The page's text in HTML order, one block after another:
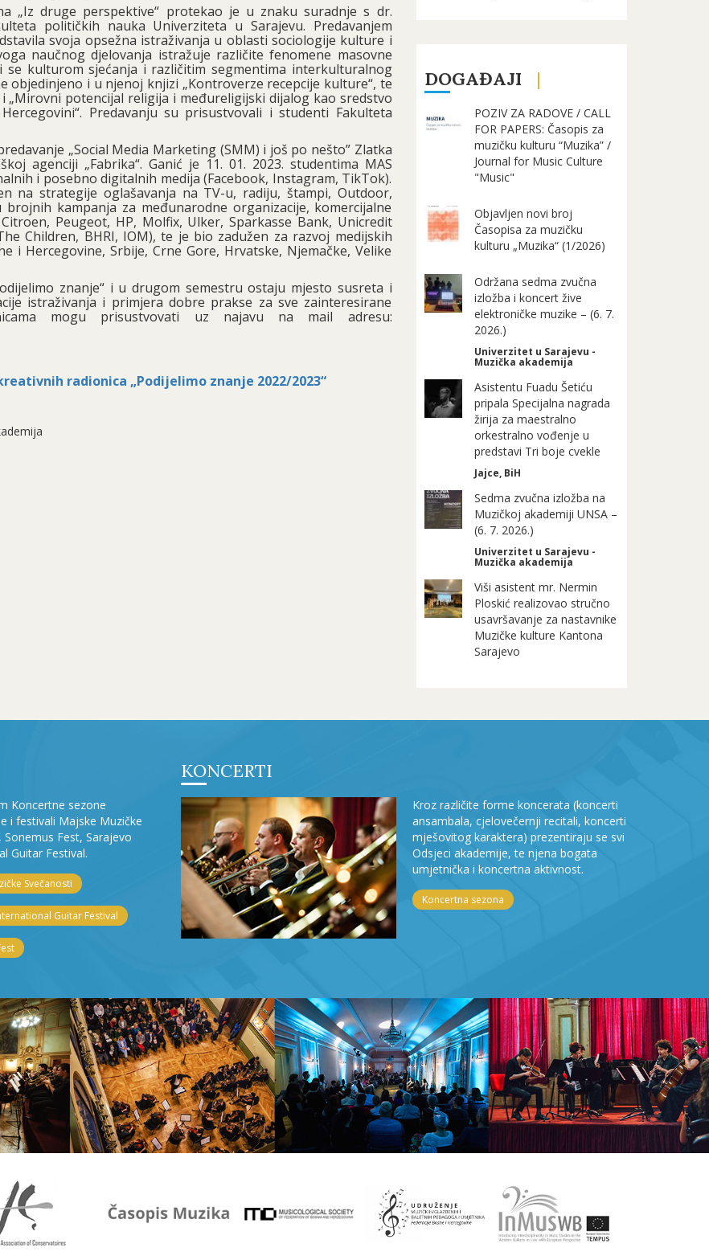
„Iz druge perspektive“ protekao je u znaku suradnje s dr.
političkih nauka Univerziteta u Sarajevu. Predavanjem
svoja opsežna istraživanja u oblasti sociologije kulture i
naučnog djelovanja istražuje različite fenomene masovne
kulturom sjećanja i različitim segmentima interkulturalnog
i u njenoj knjizi „Kontroverze recepcije kulture“, te
„Mirovni potencijal religija i međureligijski dijalog kao sredstvo
Predavanju su prisustvovali i studenti Fakulteta
„Social Media Marketing (SMM) i još po nešto” Zlatka
agenciji „Fabrika“. Ganić je 11. 01. 2023. studentima MAS
i posebno digitalnih medija (Facebook, Instagram, TikTok).
na strategije oglašavanja na TV-u, radiju, štampi, Outdoor,
kampanja za međunarodne organizacije, komercijalne
Peugeot, HP, Molfix, Ulker, Sparkasse Bank, Unicredit
Children, BHRI, IOM), te je bio zadužen za razvoj medijskih
Hercegovine, Srbije, Crne Gore, Hrvatske, Njemačke, Velike
znanje“ i u drugom semestru ostaju mjesto susreta i
istraživanja i primjera dobre prakse za sve zainteresirane
mogu prisustvovati uz najavu na mail adresu:
radionica „Podijelimo znanje 2022/2023“
DOGAĐAJI
POZIV ZA RADOVE / CALL
FOR PAPERS: Časopis za
muzičku kulturu “Muzika” /
Journal for Music Culture
"Music"
Objavljen novi broj
Časopisa za muzičku
kulturu „Muzika“ (1/2026)
Održana sedma zvučna
izložba i koncert žive
elektroničke muzike – (6. 7.
2026.)
Univerzitet u Sarajevu -
Muzička akademija
Asistentu Fuadu Šetiću
pripala Specijalna nagrada
žirija za maestralno
orkestralno vođenje u
predstavi Tri boje cvekle
Jajce, BiH
Sedma zvučna izložba na
Muzičkoj akademiji UNSA –
(6. 7. 2026.)
Univerzitet u Sarajevu -
Muzička akademija
Viši asistent mr. Nermin
Ploskić realizovao stručno
usavršavanje za nastavnike
Muzičke kulture Kantona
Sarajevo
Koncertne sezone
i festivali Majske Muzičke
Sonemus Fest, Sarajevo
Guitar Festival.
Svečanosti
Guitar Festival
KONCERTI
Kroz različite forme koncerata (koncerti
ansambala, cjelovečernji recitali, koncerti
mješovitog karaktera) prezentiraju se svi
Odsjeci akademije, te njena bogata
umjetnička i koncertna aktivnost.
Koncertna sezona